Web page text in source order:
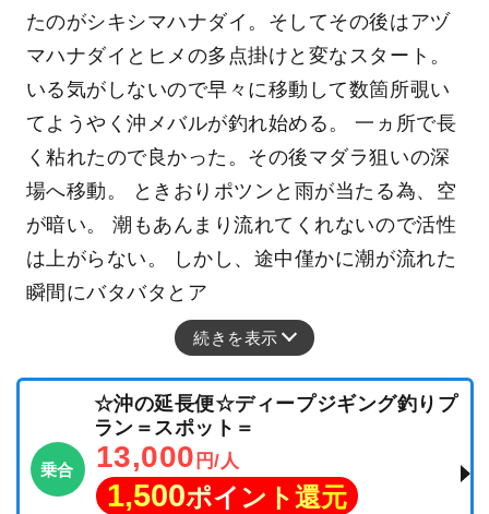
たのがシキシマハナダイ。そしてその後はアヅ
マハナダイとヒメの多点掛けと変なスタート。
いる気がしないので早々に移動して数箇所覗い
てようやく沖メバルが釣れ始める。 一ヵ所で長
く粘れたので良かった。その後マダラ狙いの深
場へ移動。 ときおりポツンと雨が当たる為、空
が暗い。 潮もあんまり流れてくれないので活性
は上がらない。 しかし、途中僅かに潮が流れた
瞬間にバタバタとア
続きを表示
乗合
☆沖の延長便☆ディープジギング釣りプ
ラン＝スポット＝
13,000 円/人
1,500ポイント還元